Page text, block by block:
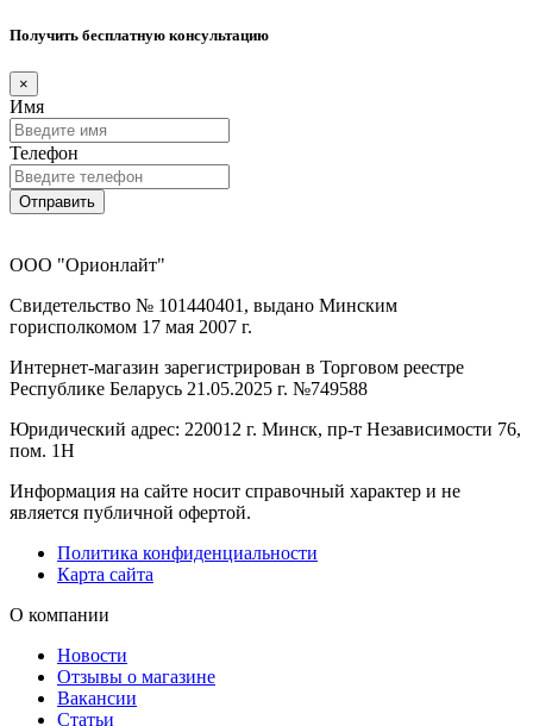
Получить бесплатную консультацию
×
Имя
Телефон
Отправить
ООО "Орионлайт"
Свидетельство № 101440401, выдано Минским
горисполкомом 17 мая 2007 г.
Интернет-магазин зарегистрирован в Торговом реестре
Республике Беларусь 21.05.2025 г. №749588
Юридический адрес: 220012 г. Минск, пр-т Независимости 76,
пом. 1Н
Информация на сайте носит справочный характер и не
является публичной офертой.
Политика конфиденциальности
Карта сайта
О компании
Новости
Отзывы о магазине
Вакансии
Статьи